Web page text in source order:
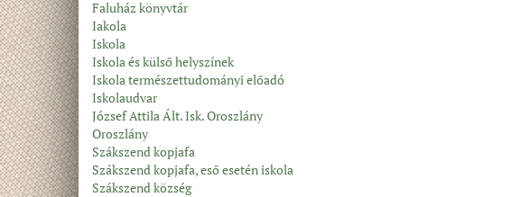
Faluház könyvtár
Iakola
Iskola
Iskola és külső helyszínek
Iskola természettudományi előadó
Iskolaudvar
József Attila Ált. Isk. Oroszlány
Oroszlány
Szákszend kopjafa
Szákszend kopjafa, eső esetén iskola
Szákszend község